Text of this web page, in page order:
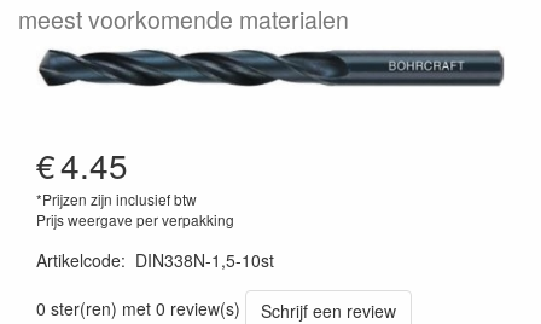
meest voorkomende materialen
€4.45
*Prijzen zijn inclusief btw
Prijs weergave per verpakking
Artikelcode: DIN338N-1,5-10st
0 ster(ren) met 0 review(s)
Schrijf een review